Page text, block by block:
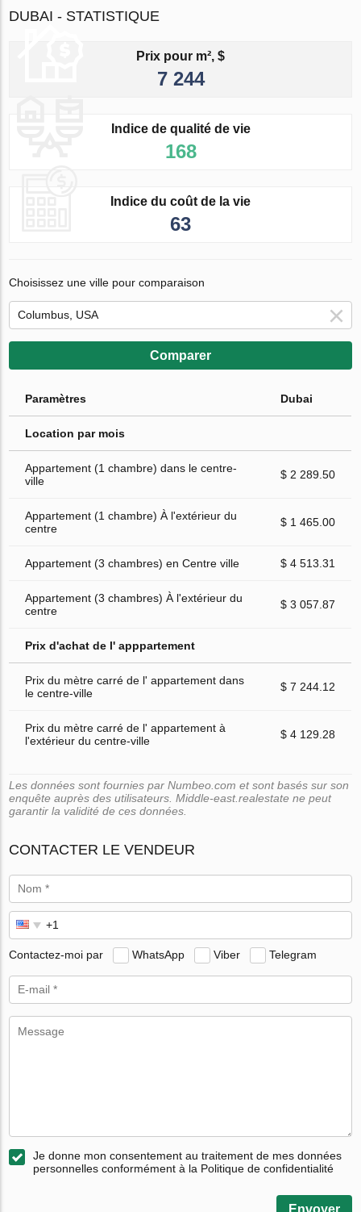
DUBAI - STATISTIQUE
Prix pour m², $
7 244
Indice de qualité de vie
168
Indice du coût de la vie
63
Choisissez une ville pour comparaison
Comparer
Paramètres Dubai
Location par mois
Appartement (1 chambre) dans le centre-
ville
$ 2 289.50
Appartement (1 chambre) À l'extérieur du
centre
$ 1 465.00
Appartement (3 chambres) en Centre ville $ 4 513.31
Appartement (3 chambres) À l'extérieur du
centre
$ 3 057.87
Prix d'achat de l' apppartement
Prix du mètre carré de l' appartement dans
le centre-ville
$ 7 244.12
Prix du mètre carré de l' appartement à
l'extérieur du centre-ville
$ 4 129.28
Les données sont fournies par Numbeo.com et sont basés sur son
enquête auprès des utilisateurs. Middle-east.realestate ne peut
garantir la validité de ces données.
CONTACTER LE VENDEUR
Contactez-moi par WhatsApp Viber Telegram
Je donne mon consentement au traitement de mes données
personnelles conformément à la Politique de confidentialité
Envoyer